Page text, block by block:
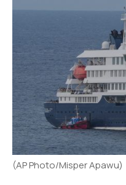
(AP Photo/Misper Apawu)